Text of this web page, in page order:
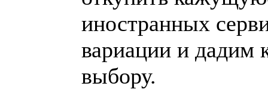
иностранных
вариации и дадим
выбору.